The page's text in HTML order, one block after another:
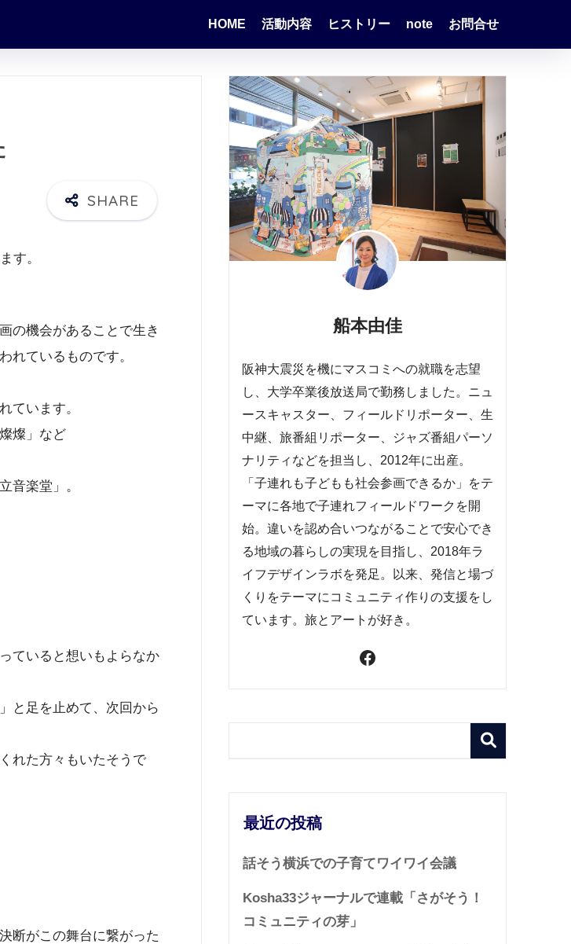
HOME 活動内容 ヒストリー note お問合せ
す。
の機会があることで生き
れているものです。
ています。
燦」など
音楽堂」。
ていると想いもよらなか
と足を止めて、次回から
れた方々もいたそうで
断がこの舞台に繋がった
船本由佳
阪神大震災を機にマスコミへの就職を志望
し、大学卒業後放送局で勤務しました。ニュ
ースキャスター、フィールドリポーター、生
中継、旅番組リポーター、ジャズ番組パーソ
ナリティなどを担当し、2012年に出産。
「子連れも子どもも社会参画できるか」をテ
ーマに各地で子連れフィールドワークを開
始。違いを認め合いつながることで安心でき
る地域の暮らしの実現を目指し、2018年ラ
イフデザインラボを発足。以来、発信と場づ
くりをテーマにコミュニティ作りの支援をし
ています。旅とアートが好き。
最近の投稿
話そう横浜での子育てワイワイ会議
Kosha33ジャーナルで連載「さがそう！
コミュニティの芽」